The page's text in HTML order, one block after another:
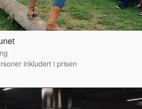
inkludert i prisen